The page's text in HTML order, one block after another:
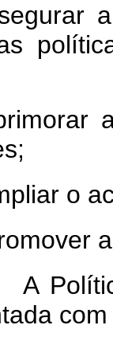
o
A